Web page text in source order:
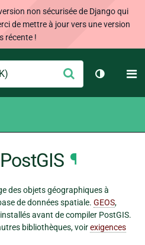
non sécurisée de Django qui
de mettre à jour vers une version
récente !
Envoyer
Changer
¶
des objets géographiques à
de données spatiale. GEOS,
avant de compiler PostGIS.
bibliothèques, voirexigences